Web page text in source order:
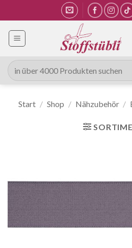
Inhalt
springen
Suche
nach:
Start / Shop / Nähzubehör /